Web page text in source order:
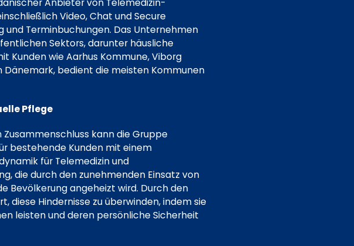
Video, Chat und Secure
und Terminbuchungen. Das Unternehmen
Sektors, darunter häusliche
Kunden wie Aarhus Kommune, Viborg
bedient die meisten Kommunen
Pflege
kann die Gruppe
bestehende Kunden mit einem
für Telemedizin und
die durch den zunehmenden Einsatz von
Bevölkerung angeheizt wird. Durch den
diese Hindernisse zu überwinden, indem sie
leisten und deren persönliche Sicherheit